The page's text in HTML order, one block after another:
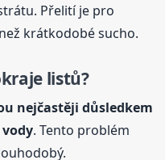
Přelití je pro
krátkodobé sucho.
listů?
nejčastěji důsledkem
. Tento problém